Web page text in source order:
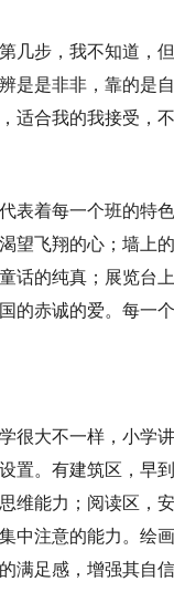
几步，我不知道，
是是非非，靠的是
适合我的我接受，
表着每一个班的特
望飞翔的心；墙上
话的纯真；展览台
的赤诚的爱。每一
很大不一样，小学
置。有建筑区，早
维能力；阅读区，
中注意的能力。绘
满足感，增强其自